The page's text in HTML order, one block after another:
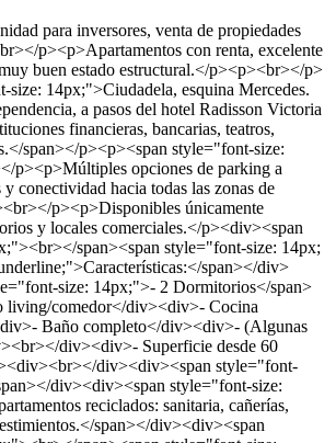
para inversores, venta de propiedades
p><p>Apartamentos con renta, excelente
buen estado estructural.</p><p><br></p>
size: 14px;">Ciudadela, esquina Mercedes.
a pasos del hotel Radisson Victoria
financieras, bancarias, teatros,
span></p><p><span style="font-size:
p><p>Múltiples opciones de parking a
conectividad hacia todas las zonas de
p><p>Disponibles únicamente
y locales comerciales.</p><div><span
span><span style="font-size: 14px;
span></div>
size: 14px;">- 2 Dormitorios</span>
comedor</div><div>- Cocina
Baño completo</div><div>- (Algunas
div><div>- Superficie desde 60
div><div><span style="font-
div><div><span style="font-size:
reciclados: sanitaria, cañerías,
span></div><div><span